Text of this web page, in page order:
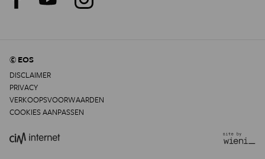
© EOS
DISCLAIMER
PRIVACY
VERKOOPSVOORWAARDEN
COOKIES AANPASSEN